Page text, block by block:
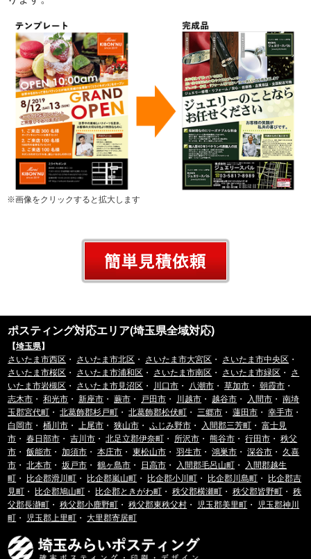
※画像をクリックすると拡大します
ポスティング対応エリア(埼玉県全域対応)
【埼玉県】
さいたま市西区 ・ さいたま市北区 ・ さいたま市大宮区 ・ さいたま市中央区 ・
さいたま市桜区 ・ さいたま市浦和区 ・ さいたま市南区 ・ さいたま市緑区 ・ さ
いたま市岩槻区 ・ さいたま市見沼区 ・ 川口市 ・ 八潮市 ・草加市 ・朝霞市 ・
志木市 ・和光市 ・新座市 ・蕨市 ・ 戸田市 ・ 川越市 ・ 越谷市 ・ 入間市 ・南埼
玉郡宮代町 ・北葛飾郡杉戸町 ・北葛飾郡松伏町 ・三郷市 ・蓮田市 ・幸手市 ・
白岡市 ・桶川市 ・上尾市 ・狭山市 ・ふじみ野市 ・ 入間郡三芳町 ・富士見
市 ・春日部市 ・吉川市 ・北足立郡伊奈町 ・ 所沢市 ・熊谷市 ・行田市 ・秩父
市 ・飯能市 ・加須市 ・本庄市 ・東松山市 ・羽生市 ・鴻巣市 ・深谷市 ・ 久喜
市 ・北本市 ・坂戸市 ・鶴ヶ島市 ・ 日高市 ・ 入間郡毛呂山町 ・
入間郡越生
町 ・ 比企郡滑川町 ・ 比企郡嵐山町 ・ 比企郡小川町 ・ 比企郡川島町 ・
比企郡吉
見町 ・ 比企郡鳩山町 ・ 比企郡ときがわ町 ・秩父郡横瀬町 ・秩父郡皆野町 ・秩
父郡長瀞町 ・秩父郡小鹿野町 ・秩父郡東秩父村 ・ 児玉郡美里町 ・
児玉郡神川
町 ・ 児玉郡上里町 ・大里郡寄居町